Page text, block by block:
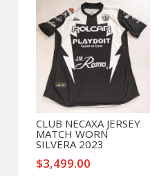
CLUB NECAXA JERSEY
MATCH WORN
SILVERA 2023
$3,499.00